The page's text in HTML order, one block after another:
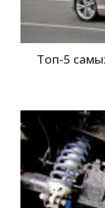
Топ-5